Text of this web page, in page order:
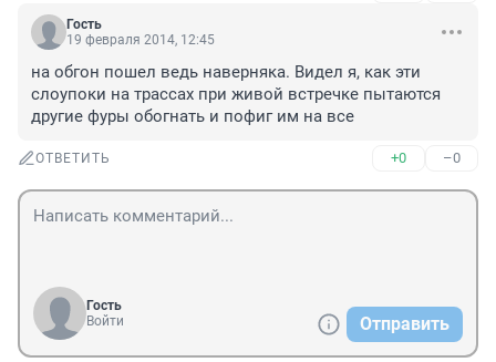
Гость
19 февраля 2014, 12:45
на обгон пошел ведь наверняка. Видел я, как эти
слоупоки на трассах при живой встречке пытаются
другие фуры обогнать и пофиг им на все
ОТВЕТИТЬ +0 –0
Гость
Войти
Отправить